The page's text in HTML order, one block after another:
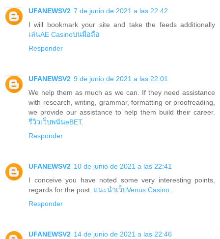
UFANEWSV2 7 de junio de 2021 a las 22:42
I will bookmark your site and take the feeds additionally
เล่นAE Casinoบนมือถือ
Responder
UFANEWSV2 9 de junio de 2021 a las 22:01
We help them as much as we can. If they need assistance
with research, writing, grammar, formatting or proofreading,
we provide our assistance to help them build their career.
รีวิวเว็บพนันeBET.
Responder
UFANEWSV2 10 de junio de 2021 a las 22:41
I conceive you have noted some very interesting points,
regards for the post. แนะนำเว็บVenus Casino.
Responder
UFANEWSV2 14 de junio de 2021 a las 22:46